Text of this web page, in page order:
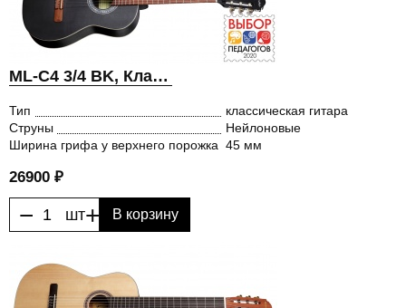
ML-C4 3/4 BK, Классическая гитара, MiLena Music® (МиЛена Мьюзик)
Тип
классическая гитара
Струны
Нейлоновые
Ширина грифа у верхнего порожка 45 мм
26900 ₽
− шт+ В корзину